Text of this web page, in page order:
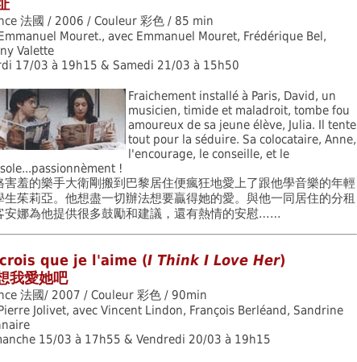
法國 / 2006 / Couleur 彩色 / 85 min
Mouret., avec Emmanuel Mouret, Frédérique Bel,
Valette
17/03 à 19h15 & Samedi 21/03 à 15h50
Fraichement installé à Paris, David, un
musicien, timide et maladroit, tombe fou
amoureux de sa jeune élève, Julia. Il tente
tout pour la séduire. Sa colocataire, Anne,
l'encourage, le conseille, et le
!
害羞的樂手大衛剛搬到巴黎居住便瘋狂地愛上了跟他學音樂的年輕
生茱莉亞。他想盡一切辦法想要贏得她的愛。與他一同居住的分租
安娜為他提供很多鼓勵和建議，還有熱情的安慰……
crois que je l'aime (I Think I Love Her)
我愛她吧
法國/ 2007 / Couleur 彩色 / 90min
Jolivet, avec Vincent Lindon, François Berléand, Sandrine
15/03 à 17h55 & Vendredi 20/03 à 19h15